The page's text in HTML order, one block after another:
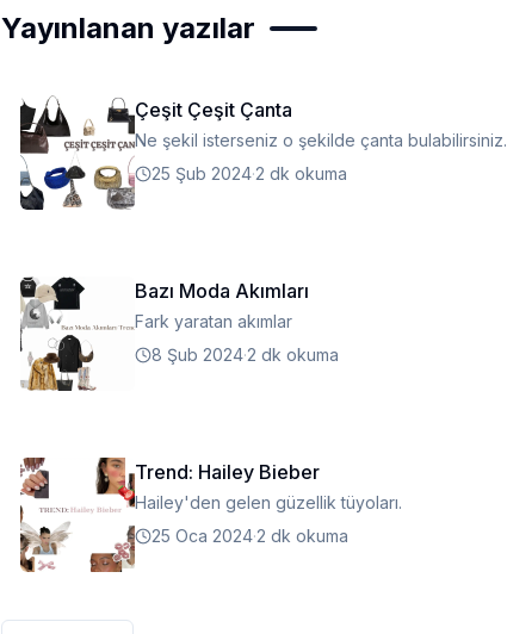
Yayınlanan yazılar
Çeşit Çeşit Çanta
Ne şekil isterseniz o şekilde çanta bulabilirsiniz.
25 Şub 2024·2 dk okuma
Bazı Moda Akımları
Fark yaratan akımlar
8 Şub 2024·2 dk okuma
Trend: Hailey Bieber
Hailey'den gelen güzellik tüyoları.
25 Oca 2024·2 dk okuma